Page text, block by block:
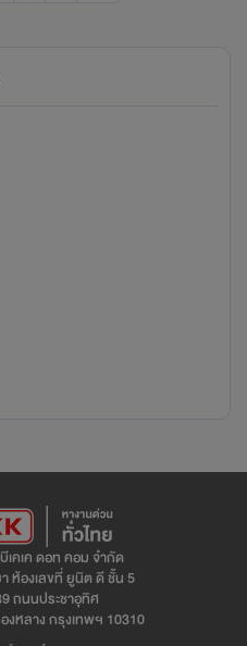
คเค ดอท คอม จำกัด
ห้องเลขที่ ยูนิต ดี ชั้น 5
ถนนประชาอุทิศ
งหลาง กรุงเทพฯ 10310